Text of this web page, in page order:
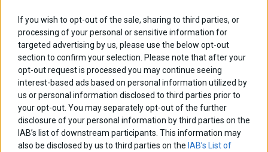
If you wish to opt-out of the sale, sharing to third parties, or
processing of your personal or sensitive information for
targeted advertising by us, please use the below opt-out
section to confirm your selection. Please note that after your
opt-out request is processed you may continue seeing
interest-based ads based on personal information utilized by
us or personal information disclosed to third parties prior to
your opt-out. You may separately opt-out of the further
disclosure of your personal information by third parties on the
IAB’s list of downstream participants. This information may
also be disclosed by us to third parties on the IAB’s List of
Σταματίνα Σταματάκου
Η βία κατά των ζώων δεν αντέχει βολικές ερμηνείες
Δημήτρης Καμπουράκης
Από την αποθέωση στην καταγγελία: Η Ελλάδα πάντα
ψάχνει τον επόμενο Μεσσία